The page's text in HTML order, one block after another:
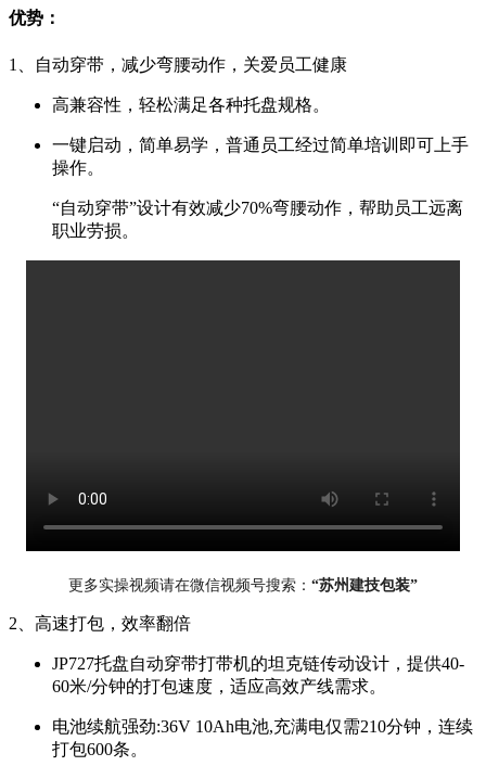
优势：
1、自动穿带，减少弯腰动作，关爱员工健康
高兼容性，轻松满足各种托盘规格。
一键启动，简单易学，普通员工经过简单培训即可上手
操作。
“自动穿带”设计有效减少70%弯腰动作，帮助员工远离
职业劳损。
更多实操视频请在微信视频号搜索： “苏州建技包装”
2、高速打包，效率翻倍
JP727托盘自动穿带打带机的坦克链传动设计，提供40-
60米/分钟的打包速度，适应高效产线需求。
电池续航强劲:36V 10Ah电池,充满电仅需210分钟，连续
打包600条。